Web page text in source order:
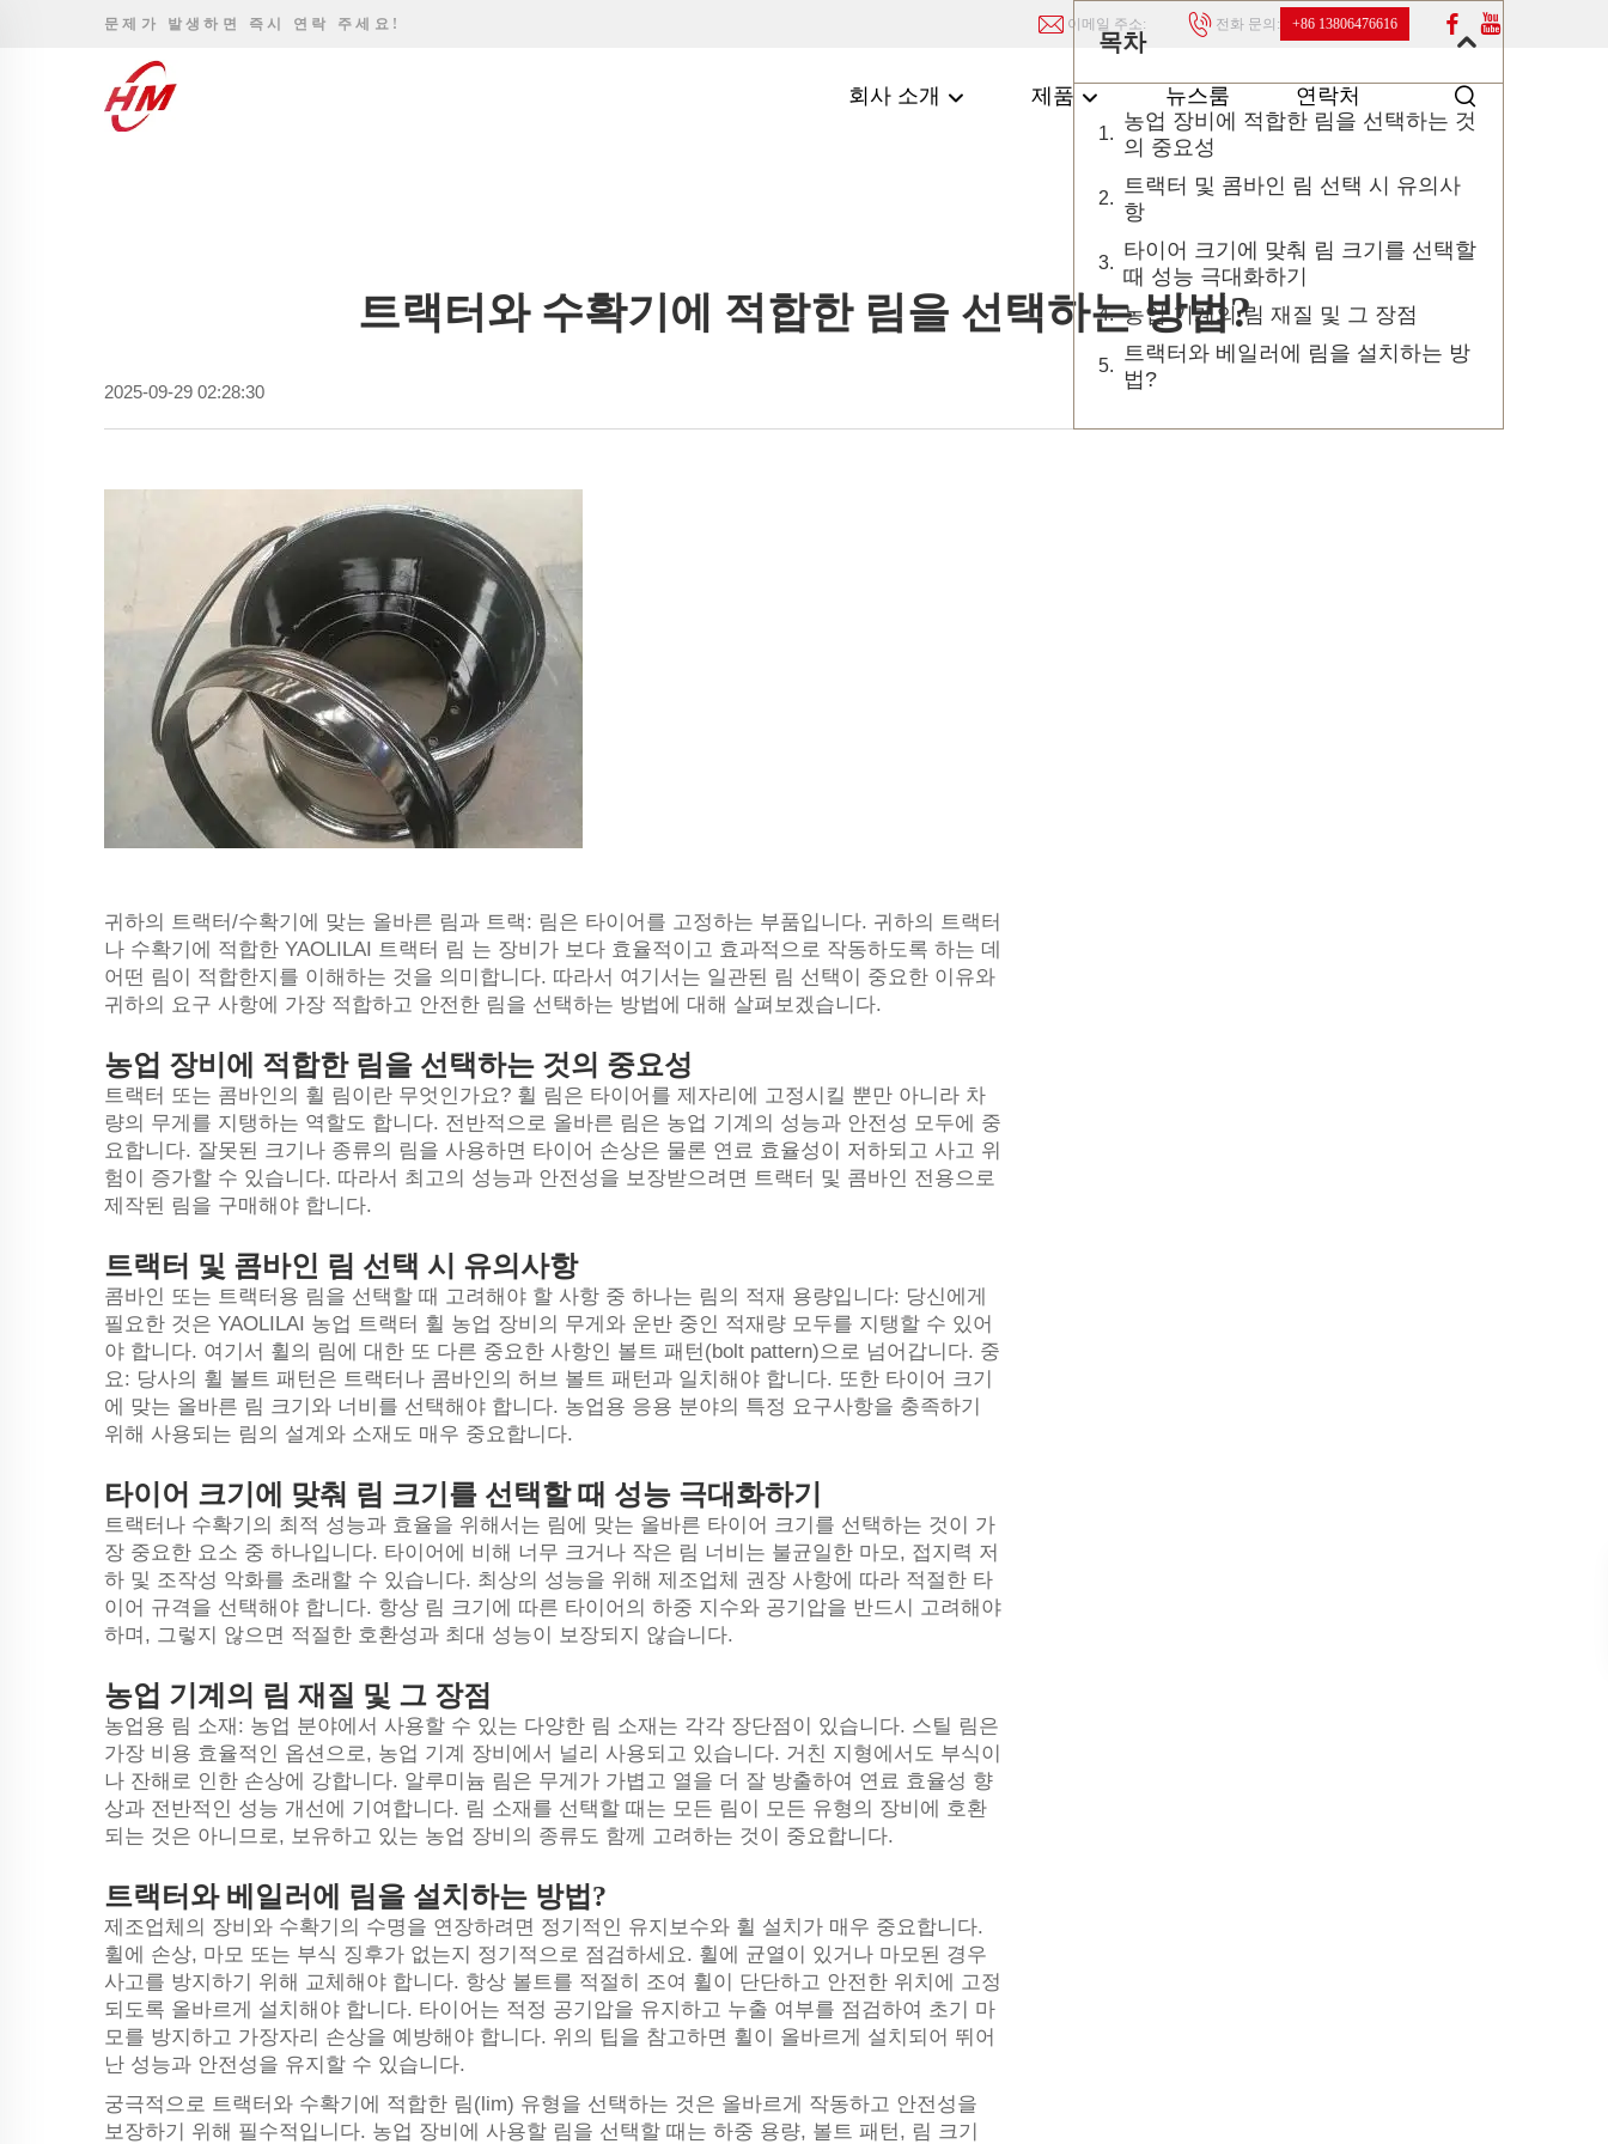
문제가 발생하면 즉시 연락 주세요! 이메일 주소: 전화 문의: +86 13806476616
회사 소개 제품 뉴스룸 연락처
트랙터와 수확기에 적합한 림을 선택하는 방법?
2025-09-29 02:28:30
귀하의 트랙터/수확기에 맞는 올바른 림과 트랙: 림은 타이어를 고정하는 부품입니다. 귀하의 트랙터
나 수확기에 적합한 YAOLILAI 트랙터 림 는 장비가 보다 효율적이고 효과적으로 작동하도록 하는 데
어떤 림이 적합한지를 이해하는 것을 의미합니다. 따라서 여기서는 일관된 림 선택이 중요한 이유와
귀하의 요구 사항에 가장 적합하고 안전한 림을 선택하는 방법에 대해 살펴보겠습니다.
농업 장비에 적합한 림을 선택하는 것의 중요성
트랙터 또는 콤바인의 휠 림이란 무엇인가요? 휠 림은 타이어를 제자리에 고정시킬 뿐만 아니라 차
량의 무게를 지탱하는 역할도 합니다. 전반적으로 올바른 림은 농업 기계의 성능과 안전성 모두에 중
요합니다. 잘못된 크기나 종류의 림을 사용하면 타이어 손상은 물론 연료 효율성이 저하되고 사고 위
험이 증가할 수 있습니다. 따라서 최고의 성능과 안전성을 보장받으려면 트랙터 및 콤바인 전용으로
제작된 림을 구매해야 합니다.
트랙터 및 콤바인 림 선택 시 유의사항
콤바인 또는 트랙터용 림을 선택할 때 고려해야 할 사항 중 하나는 림의 적재 용량입니다: 당신에게
필요한 것은 YAOLILAI 농업 트랙터 휠 농업 장비의 무게와 운반 중인 적재량 모두를 지탱할 수 있어
야 합니다. 여기서 휠의 림에 대한 또 다른 중요한 사항인 볼트 패턴(bolt pattern)으로 넘어갑니다. 중
요: 당사의 휠 볼트 패턴은 트랙터나 콤바인의 허브 볼트 패턴과 일치해야 합니다. 또한 타이어 크기
에 맞는 올바른 림 크기와 너비를 선택해야 합니다. 농업용 응용 분야의 특정 요구사항을 충족하기
위해 사용되는 림의 설계와 소재도 매우 중요합니다.
타이어 크기에 맞춰 림 크기를 선택할 때 성능 극대화하기
트랙터나 수확기의 최적 성능과 효율을 위해서는 림에 맞는 올바른 타이어 크기를 선택하는 것이 가
장 중요한 요소 중 하나입니다. 타이어에 비해 너무 크거나 작은 림 너비는 불균일한 마모, 접지력 저
하 및 조작성 악화를 초래할 수 있습니다. 최상의 성능을 위해 제조업체 권장 사항에 따라 적절한 타
이어 규격을 선택해야 합니다. 항상 림 크기에 따른 타이어의 하중 지수와 공기압을 반드시 고려해야
하며, 그렇지 않으면 적절한 호환성과 최대 성능이 보장되지 않습니다.
농업 기계의 림 재질 및 그 장점
농업용 림 소재: 농업 분야에서 사용할 수 있는 다양한 림 소재는 각각 장단점이 있습니다. 스틸 림은
가장 비용 효율적인 옵션으로, 농업 기계 장비에서 널리 사용되고 있습니다. 거친 지형에서도 부식이
나 잔해로 인한 손상에 강합니다. 알루미늄 림은 무게가 가볍고 열을 더 잘 방출하여 연료 효율성 향
상과 전반적인 성능 개선에 기여합니다. 림 소재를 선택할 때는 모든 림이 모든 유형의 장비에 호환
되는 것은 아니므로, 보유하고 있는 농업 장비의 종류도 함께 고려하는 것이 중요합니다.
트랙터와 베일러에 림을 설치하는 방법?
제조업체의 장비와 수확기의 수명을 연장하려면 정기적인 유지보수와 휠 설치가 매우 중요합니다.
휠에 손상, 마모 또는 부식 징후가 없는지 정기적으로 점검하세요. 휠에 균열이 있거나 마모된 경우
사고를 방지하기 위해 교체해야 합니다. 항상 볼트를 적절히 조여 휠이 단단하고 안전한 위치에 고정
되도록 올바르게 설치해야 합니다. 타이어는 적정 공기압을 유지하고 누출 여부를 점검하여 초기 마
모를 방지하고 가장자리 손상을 예방해야 합니다. 위의 팁을 참고하면 휠이 올바르게 설치되어 뛰어
난 성능과 안전성을 유지할 수 있습니다.
궁극적으로 트랙터와 수확기에 적합한 림(lim) 유형을 선택하는 것은 올바르게 작동하고 안전성을
보장하기 위해 필수적입니다. 농업 장비에 사용할 림을 선택할 때는 하중 용량, 볼트 패턴, 림 크기
목차
농업 장비에 적합한 림을 선택하는 것
의 중요성
트랙터 및 콤바인 림 선택 시 유의사
항
타이어 크기에 맞춰 림 크기를 선택할
때 성능 극대화하기
농업 기계의 림 재질 및 그 장점
트랙터와 베일러에 림을 설치하는 방
법?